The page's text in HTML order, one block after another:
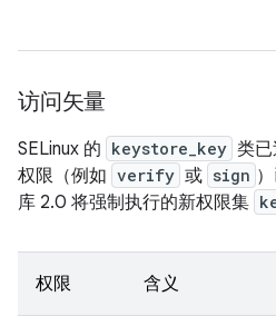
访问矢量
SELinux 的 keystore_key 类
权限（例如 verify 或 sign
库 2.0 将强制执行的新权限集
权限 含义